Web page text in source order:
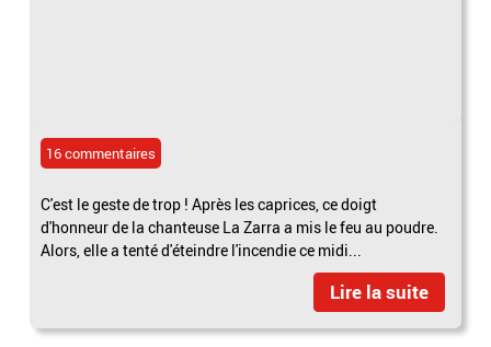
16 commentaires
C'est le geste de trop ! Après les caprices, ce doigt
d'honneur de la chanteuse La Zarra a mis le feu au poudre.
Alors, elle a tenté d'éteindre l'incendie ce midi...
Lire la suite